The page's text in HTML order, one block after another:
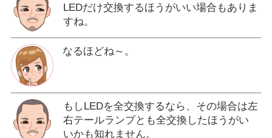
LEDだけ交換するほうがいい場合もありま
すね。
なるほどね～。
もしLEDを全交換するなら、その場合は左
右テールランプとも全交換したほうがい
いかも知れません。